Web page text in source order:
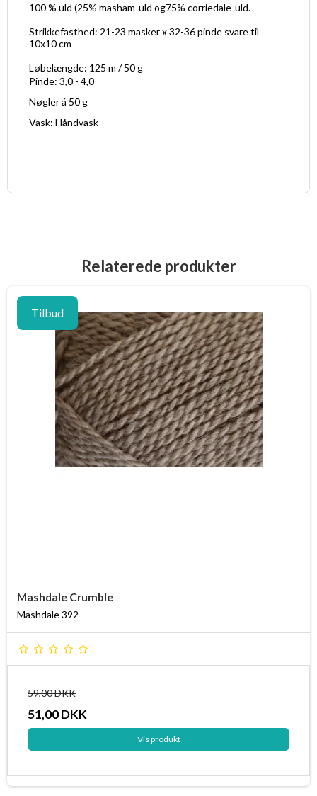
100 % uld (25% masham-uld og75% corriedale-uld.
Strikkefasthed: 21-23 masker x 32-36 pinde svare til
10x10 cm
Løbelængde: 125 m / 50 g
Pinde: 3,0 - 4,0
Nøgler á 50 g
Vask: Håndvask
Relaterede produkter
Tilbud
Mashdale Crumble
Mashdale 392
59,00 DKK
51,00 DKK
Vis produkt